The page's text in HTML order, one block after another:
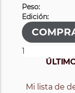
Peso:
Edición:
Mi lista de